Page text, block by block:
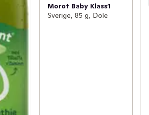
Morot Baby Klass1
Sverige, 85 g, Dole